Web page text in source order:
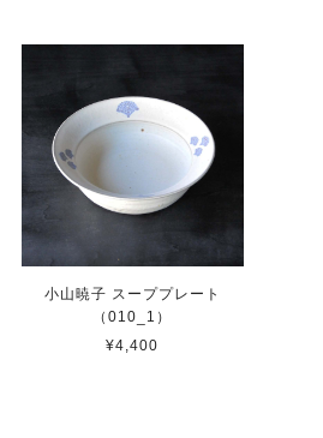
小山暁子 スーププレート
（010_1）
¥4,400